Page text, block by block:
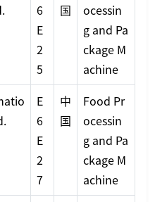
6
E
2
5
国
ocessin
g and Pa
ckage M
achine
E
6
E
2
7
中
国
Food Pr
ocessin
g and Pa
ckage M
achine